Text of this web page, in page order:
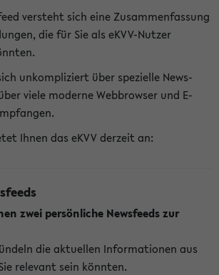
versteht sich eine Zusammenfassung
die für Sie als eKVV-Nutzer
unkompliziert über spezielle News-
viele moderne Webbrowser und E-
Ihnen das eKVV derzeit an:
zwei persönliche Newsfeeds zur
die aktuellen Informationen aus
relevant sein könnten.